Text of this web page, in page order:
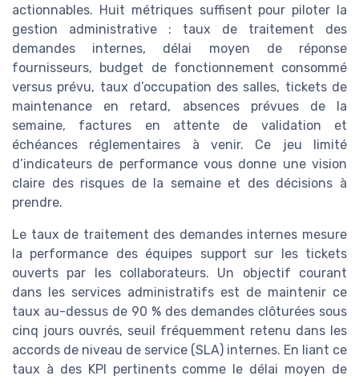
actionnables. Huit métriques suffisent pour piloter la
gestion administrative : taux de traitement des
demandes internes, délai moyen de réponse
fournisseurs, budget de fonctionnement consommé
versus prévu, taux d’occupation des salles, tickets de
maintenance en retard, absences prévues de la
semaine, factures en attente de validation et
échéances réglementaires à venir. Ce jeu limité
d’indicateurs de performance vous donne une vision
claire des risques de la semaine et des décisions à
prendre.
Le taux de traitement des demandes internes mesure
la performance des équipes support sur les tickets
ouverts par les collaborateurs. Un objectif courant
dans les services administratifs est de maintenir ce
taux au-dessus de 90 % des demandes clôturées sous
cinq jours ouvrés, seuil fréquemment retenu dans les
accords de niveau de service (SLA) internes. En liant ce
taux à des KPI pertinents comme le délai moyen de